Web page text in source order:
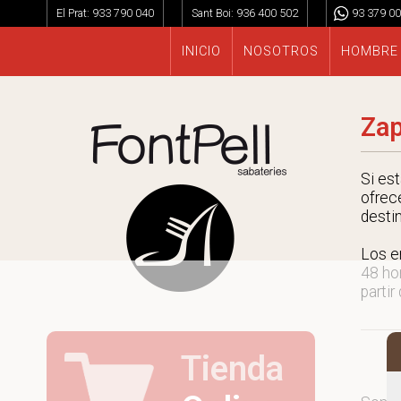
El Prat: 933 790 040 Sant Boi: 936 400 502 93 379
INICIO NOSOTROS HOMBRE
Tienda
Si
Los
48
partir